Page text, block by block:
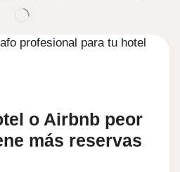
o Airbnb peor
más reservas